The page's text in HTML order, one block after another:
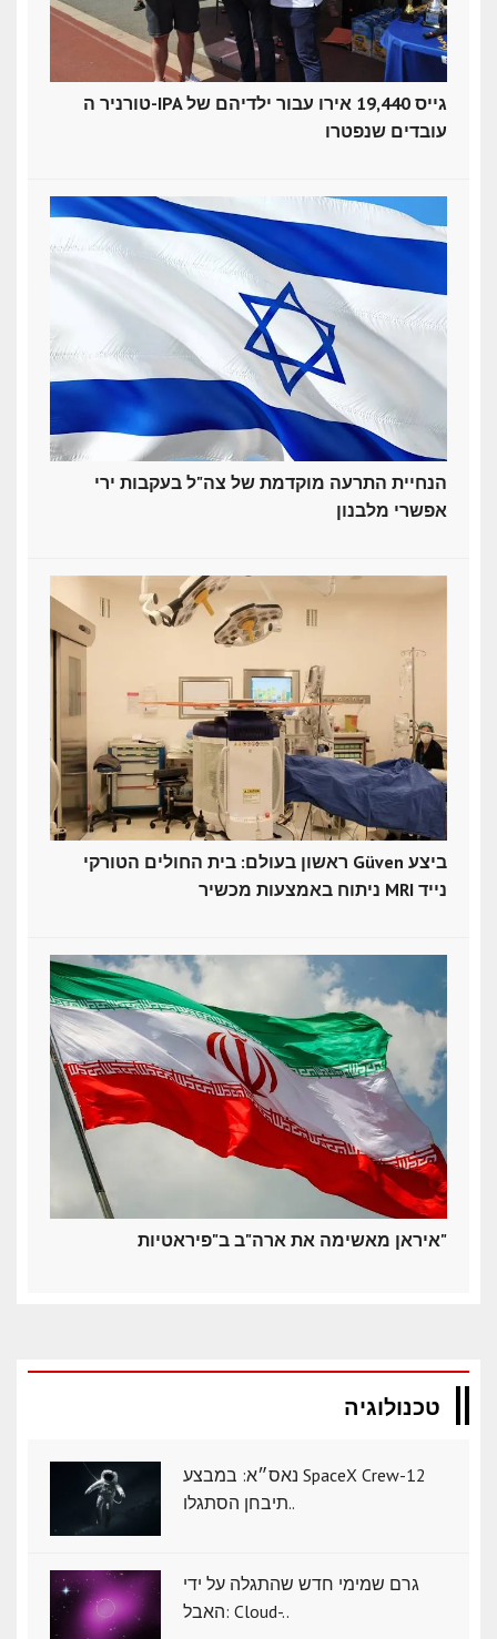
טורניר ה-IPA גייס 19,440 אירו עבור ילדיהם של
עובדים שנפטרו
הנחיית התרעה מוקדמת של צה"ל בעקבות ירי
אפשרי מלבנון
ראשון בעולם: בית החולים הטורקי Güven ביצע
ניתוח באמצעות מכשיר MRI נייד
איראן מאשימה את ארה"ב ב"פיראטיות"
טכנולוגיה
נאס״א: במבצע SpaceX Crew-12
תיבחן הסתגלו..
גרם שמימי חדש שהתגלה על ידי
האבל: Cloud-..